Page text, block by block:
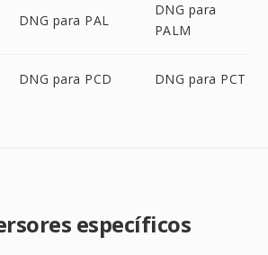
DNG para PAL
DNG para
PALM
DNG para PCD DNG para PCT
específicos